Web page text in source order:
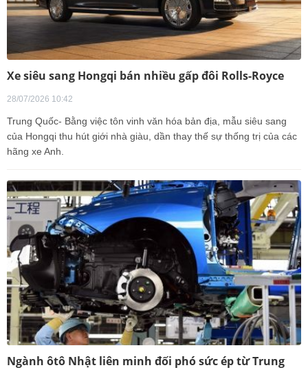
Xe siêu sang Hongqi bán nhiều gấp đôi Rolls-Royce
28/07/2026 10:42
Trung Quốc- Bằng việc tôn vinh văn hóa bản địa, mẫu siêu sang
của Hongqi thu hút giới nhà giàu, dần thay thế sự thống trị của các
hãng xe Anh.
Ngành ôtô Nhật liên minh đối phó sức ép từ Trung